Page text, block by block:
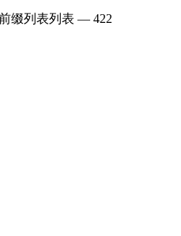
缀列表列表 — 422